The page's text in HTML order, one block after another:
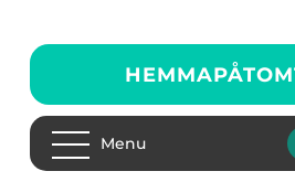
Menu